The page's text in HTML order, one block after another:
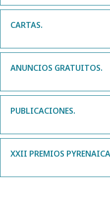
CARTAS.
ANUNCIOS GRATUITOS.
PUBLICACIONES.
XXII PREMIOS